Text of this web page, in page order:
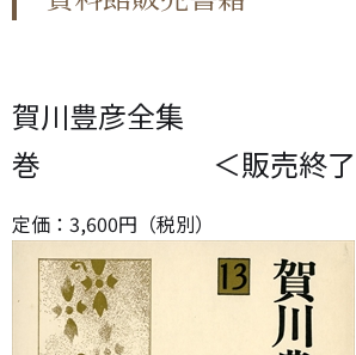
賀川豊彦全集
巻 ＜販売終了
定価： 3,600円（税別）